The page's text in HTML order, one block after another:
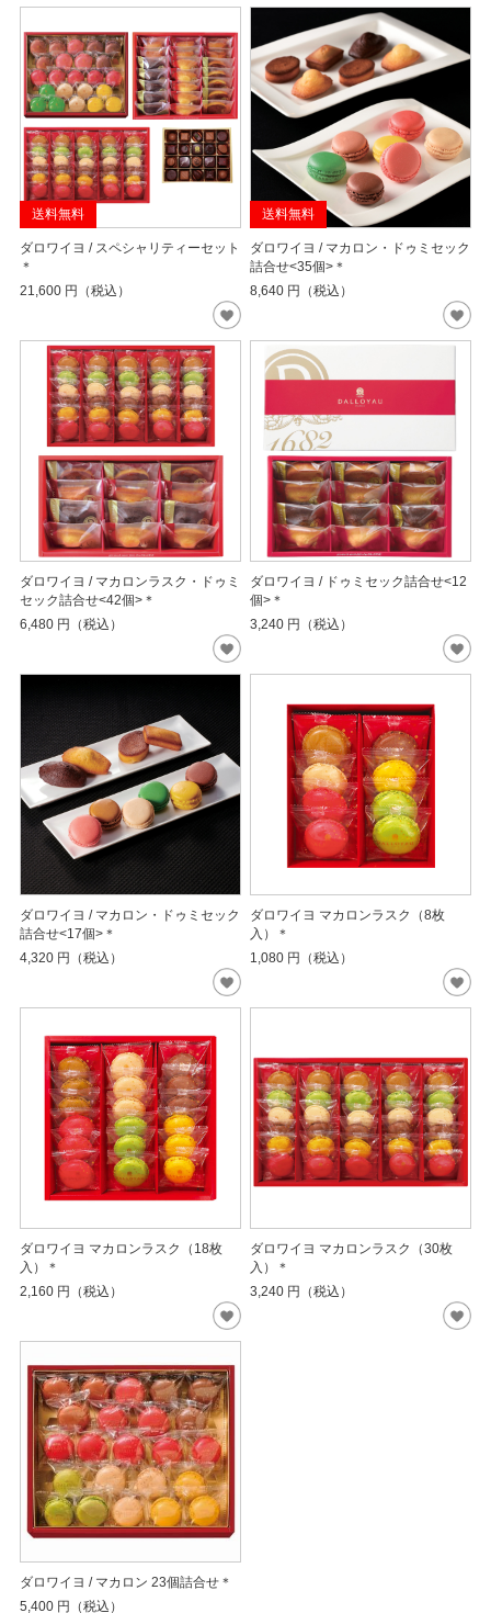
送料無料
ダロワイヨ / スペシャリティーセット
＊
21,600 円（税込）
送料無料
ダロワイヨ / マカロン・ドゥミセック
詰合せ<35個>＊
8,640 円（税込）
ダロワイヨ / マカロンラスク・ドゥミ
セック詰合せ<42個>＊
6,480 円（税込）
ダロワイヨ / ドゥミセック詰合せ<12
個>＊
3,240 円（税込）
ダロワイヨ / マカロン・ドゥミセック
詰合せ<17個>＊
4,320 円（税込）
ダロワイヨ マカロンラスク（8枚
入）＊
1,080 円（税込）
ダロワイヨ マカロンラスク（18枚
入）＊
2,160 円（税込）
ダロワイヨ マカロンラスク（30枚
入）＊
3,240 円（税込）
ダロワイヨ / マカロン 23個詰合せ＊
5,400 円（税込）